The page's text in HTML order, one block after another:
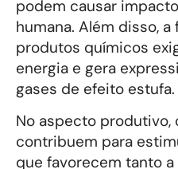
podem causar
humana. Além disso,
produtos químicos
energia e gera
gases de efeito estufa.
No aspecto produtivo,
contribuem para
que favorecem tanto